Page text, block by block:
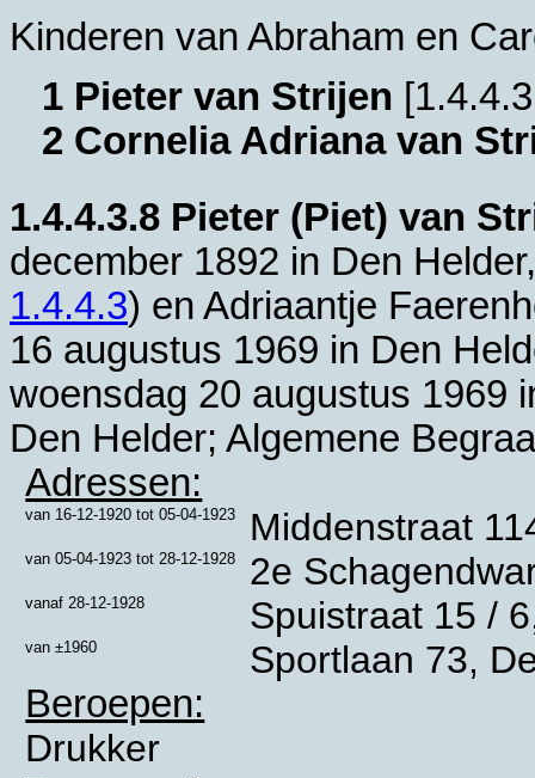
Kinderen van Abraham en
1 Pieter van Strijen [
2 Cornelia Adriana van
1.4.4.3.8 Pieter (Piet) van
december 1892 in Den Helder
1.4.4.3) en Adriaantje
16 augustus 1969 in Den
woensdag 20 augustus 1969
Den Helder; Algemene
Adressen:
van 16-12-1920 tot05-04-1923 Middenstraat
van05-04-1923 tot28-12-1928 2e
vanaf28-12-1928 Spuistraat 15 /
van±1960
Sportlaan 73,
Beroepen:
Drukker